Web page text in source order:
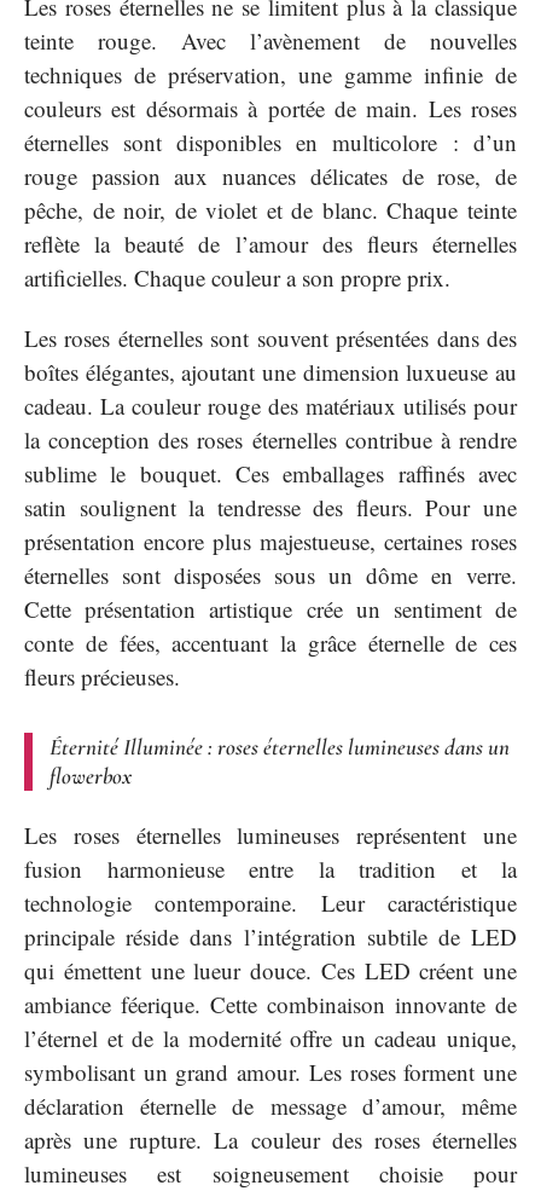
Les roses éternelles ne se limitent plus à la classique
teinte rouge. Avec l’avènement de nouvelles
techniques de préservation, une gamme infinie de
couleurs est désormais à portée de main. Les roses
éternelles sont disponibles en multicolore : d’un
rouge passion aux nuances délicates de rose, de
pêche, de noir, de violet et de blanc. Chaque teinte
reflète la beauté de l’amour des fleurs éternelles
artificielles. Chaque couleur a son propre prix.
Les roses éternelles sont souvent présentées dans des
boîtes élégantes, ajoutant une dimension luxueuse au
cadeau. La couleur rouge des matériaux utilisés pour
la conception des roses éternelles contribue à rendre
sublime le bouquet. Ces emballages raffinés avec
satin soulignent la tendresse des fleurs. Pour une
présentation encore plus majestueuse, certaines roses
éternelles sont disposées sous un dôme en verre.
Cette présentation artistique crée un sentiment de
conte de fées, accentuant la grâce éternelle de ces
fleurs précieuses.
Éternité Illuminée : roses éternelles lumineuses dans un
flowerbox
Les roses éternelles lumineuses représentent une
fusion harmonieuse entre la tradition et la
technologie contemporaine. Leur caractéristique
principale réside dans l’intégration subtile de LED
qui émettent une lueur douce. Ces LED créent une
ambiance féerique. Cette combinaison innovante de
l’éternel et de la modernité offre un cadeau unique,
symbolisant un grand amour. Les roses forment une
déclaration éternelle de message d’amour, même
après une rupture. La couleur des roses éternelles
lumineuses est soigneusement choisie pour